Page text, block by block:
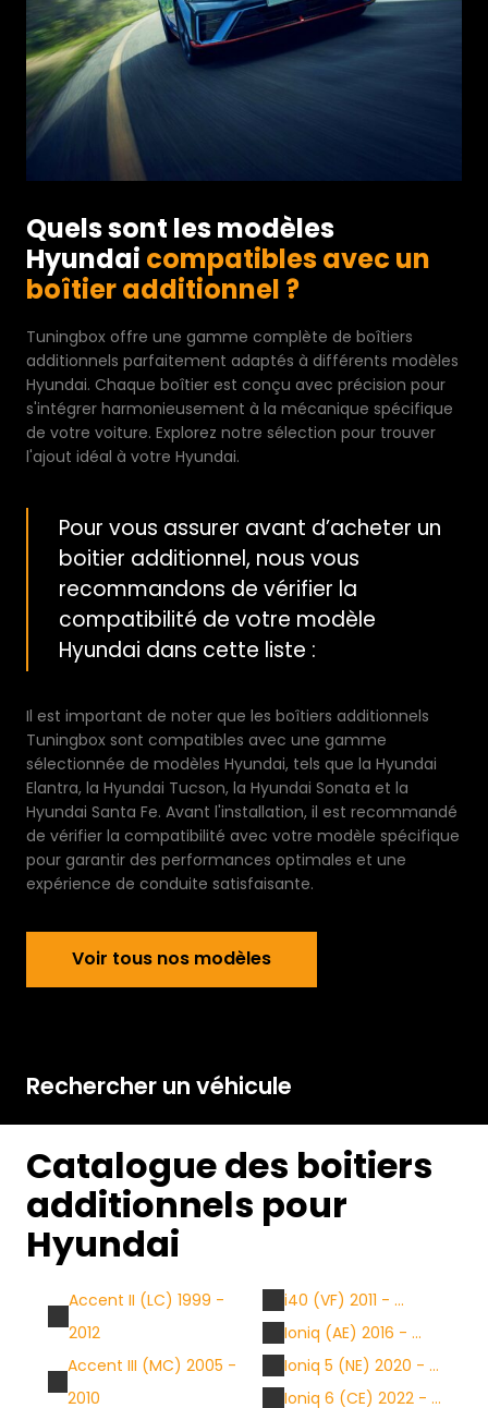
Quels sont les modèles
Hyundai compatibles avec un
boîtier additionnel ?
Tuningbox offre une gamme complète de boîtiers
additionnels parfaitement adaptés à différents modèles
Hyundai. Chaque boîtier est conçu avec précision pour
s'intégrer harmonieusement à la mécanique spécifique
de votre voiture. Explorez notre sélection pour trouver
l'ajout idéal à votre Hyundai.
Pour vous assurer avant d’acheter un
boitier additionnel, nous vous
recommandons de vérifier la
compatibilité de votre modèle
Hyundai dans cette liste :
Il est important de noter que les boîtiers additionnels
Tuningbox sont compatibles avec une gamme
sélectionnée de modèles Hyundai, tels que la Hyundai
Elantra, la Hyundai Tucson, la Hyundai Sonata et la
Hyundai Santa Fe. Avant l'installation, il est recommandé
de vérifier la compatibilité avec votre modèle spécifique
pour garantir des performances optimales et une
expérience de conduite satisfaisante.
Voir tous nos modèlesVoir tous nos modèles
Rechercher un véhicule
Catalogue des boitiers
additionnels pour
Hyundai
Accent II (LC) 1999 -
2012
Accent III (MC) 2005 -
2010
i40 (VF) 2011 - ...
Ioniq (AE) 2016 - ...
Ioniq 5 (NE) 2020 - ...
Ioniq 6 (CE) 2022 - ...